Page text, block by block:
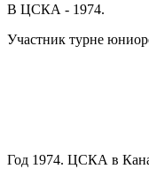
В ЦСКА - 1974.
Участник турне
Год 1974. ЦСКА в